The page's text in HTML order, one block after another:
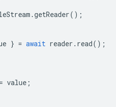
.getReader();
} = await reader . read();
value ;